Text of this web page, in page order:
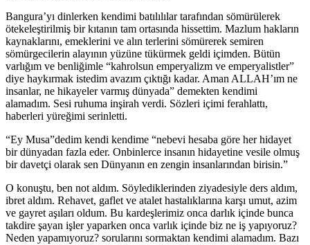
Bangura’yı dinlerken kendimi batılılılar tarafından sömürülerek
ötekeleştirilmiş bir kıtanın tam ortasında hissettim. Mazlum hakların
kaynaklarını, emeklerini ve alın terlerini sömürerek semiren
sömürgecilerin alayının yüzüne tükürmek geldi içimden. Bütün
varlığım ve benliğimle “kahrolsun emperyalizm ve emperyalistler”
diye haykırmak istedim avazım çıktığı kadar. Aman ALLAH’ım ne
insanlar, ne hikayeler varmış dünyada” demekten kendimi
alamadım. Sesi ruhuma inşirah verdi. Sözleri içimi ferahlattı,
haberleri yüreğimi serinletti.
“Ey Musa”dedim kendi kendime “nebevi hesaba göre her hidayet
bir dünyadan fazla eder. Onbinlerce insanın hidayetine vesile olmuş
bir davetçi olarak sen Dünyanın en zengin insanlarından birisin.”
O konuştu, ben not aldım. Söylediklerinden ziyadesiyle ders aldım,
ibret aldım. Rehavet, gaflet ve atalet hastalıklarına karşı umut, azim
ve gayret aşıları oldum. Bu kardeşlerimiz onca darlık içinde bunca
takdire şayan işler yaparken onca varlık içinde biz ne iş yapıyoruz?
Neden yapamıyoruz? sorularını sormaktan kendimi alamadım. Bazı